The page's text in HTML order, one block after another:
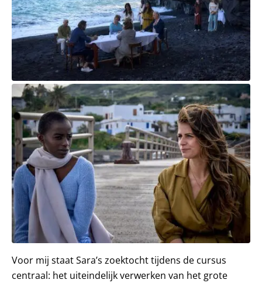
Voor mij staat Sara’s zoektocht tijdens de cursus
centraal: het uiteindelijk verwerken van het grote